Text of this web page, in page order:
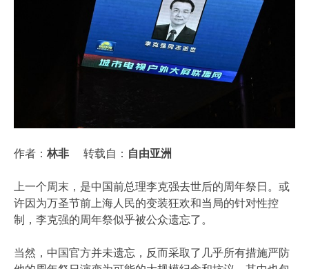
作者： 林非 转载自： 自由亚洲
上一个周末，是中国前总理李克强去世后的周年祭日。或
许因为万圣节前上海人民的变装狂欢和当局的针对性控
制，李克强的周年祭似乎被公众遗忘了。
当然，中国官方并未遗忘，反而采取了几乎所有措施严防